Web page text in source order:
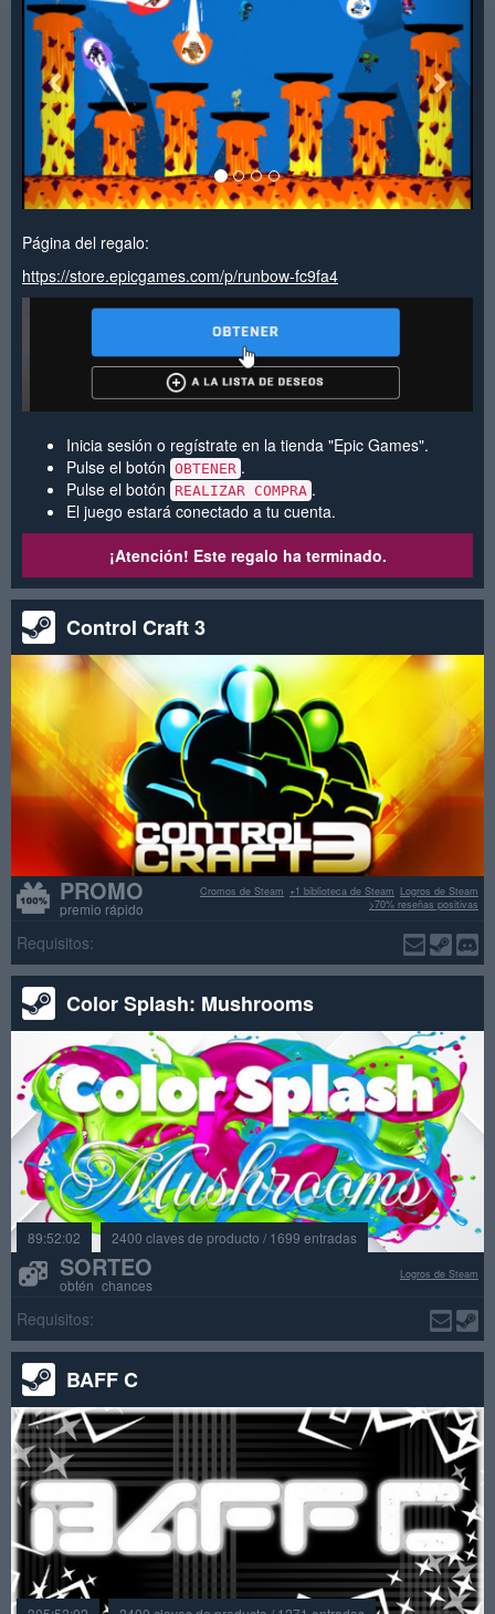
Página del regalo:
https://store.epicgames.com/p/runbow-fc9fa4
Inicia sesión o regístrate en la tienda "Epic Games".
Pulse el botón OBTENER .
Pulse el botón
REALIZAR COMPRA .
El juego estará conectado a tu cuenta.
¡Atención! Este regalo ha terminado.
Control Craft 3
PROMO
premio rápido
Logros de Steam
+1 biblioteca de Steam
Cromos de Steam
>70% reseñas positivas
Requisitos:
Color Splash: Mushrooms
89:52:02 2400 claves de producto / 1699 entradas
SORTEO
obtén chances
Logros de Steam
Requisitos:
BAFF C